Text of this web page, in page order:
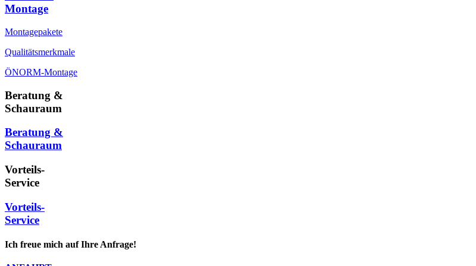
Montage
Montagepakete
Qualitätsmerkmale
ÖNORM-Montage
Beratung &
Schauraum
Beratung &
Schauraum
Vorteils-
Service
Vorteils-
Service
Ich freue mich auf Ihre Anfrage!